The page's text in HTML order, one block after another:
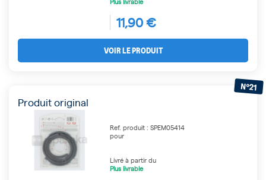
11,90 €
VOIR LE PRODUIT
Produit original
N°21
Ref. produit : SPEM05414
pour
Livré à partir du
Plus livrable